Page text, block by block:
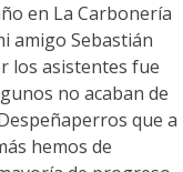
en La Carbonería
amigo Sebastián
los asistentes fue
no acaban de
que a
hemos de